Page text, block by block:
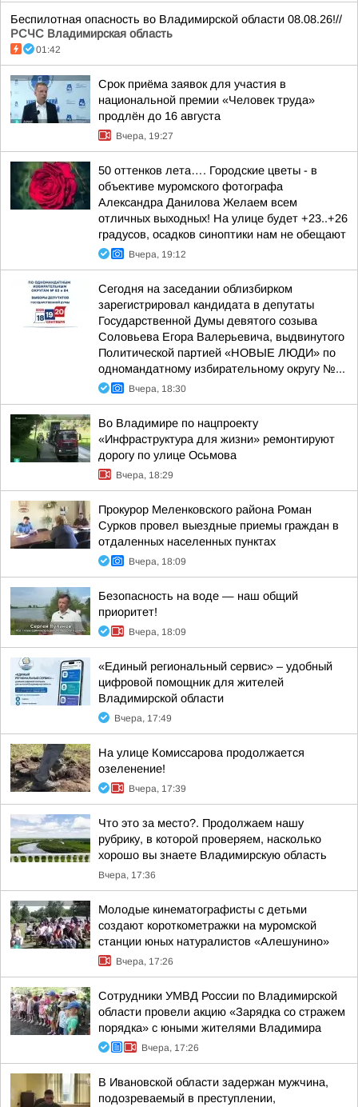
Беспилотная опасность во Владимирской области 08.08.26!//
РСЧС Владимирская область
01:42
Срок приёма заявок для участия в
национальной премии «Человек труда»
продлён до 16 августа
Вчера, 19:27
50 оттенков лета…. Городские цветы - в
объективе муромского фотографа
Александра Данилова Желаем всем
отличных выходных! На улице будет +23..+26
градусов, осадков синоптики нам не обещают
Вчера, 19:12
Сегодня на заседании облизбирком
зарегистрировал кандидата в депутаты
Государственной Думы девятого созыва
Соловьева Егора Валерьевича, выдвинутого
Политической партией «НОВЫЕ ЛЮДИ» по
одномандатному избирательному округу №...
Вчера, 18:30
Во Владимире по нацпроекту
«Инфраструктура для жизни» ремонтируют
дорогу по улице Осьмова
Вчера, 18:29
Прокурор Меленковского района Роман
Сурков провел выездные приемы граждан в
отдаленных населенных пунктах
Вчера, 18:09
Безопасность на воде — наш общий
приоритет!
Вчера, 18:09
«Единый региональный сервис» – удобный
цифровой помощник для жителей
Владимирской области
Вчера, 17:49
На улице Комиссарова продолжается
озеленение!
Вчера, 17:39
Что это за место?. Продолжаем нашу
рубрику, в которой проверяем, насколько
хорошо вы знаете Владимирскую область
Вчера, 17:36
Молодые кинематографисты с детьми
создают короткометражки на муромской
станции юных натуралистов «Алешунино»
Вчера, 17:26
Сотрудники УМВД России по Владимирской
области провели акцию «Зарядка со стражем
порядка» с юными жителями Владимира
Вчера, 17:26
В Ивановской области задержан мужчина,
подозреваемый в преступлении,